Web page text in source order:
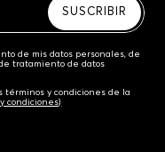
SUSCRIBIR
de mis datos personales, de
tratamiento de datos
términos y condiciones de la
condiciones)